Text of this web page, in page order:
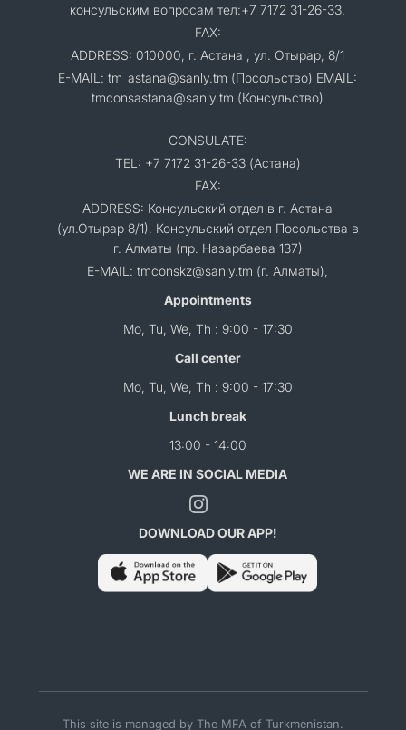
консульским вопросам тел:+7 7172 31-26-33.
FAX:
ADDRESS: 010000, г. Астана , ул. Отырар, 8/1
E-MAIL: tm_astana@sanly.tm (Посольство) EMAIL:
tmconsastana@sanly.tm (Консульство)
CONSULATE:
TEL: +7 7172 31-26-33 (Астана)
FAX:
ADDRESS: Консульский отдел в г. Астана
(ул.Отырар 8/1), Консульский отдел Посольства в
г. Алматы (пр. Назарбаева 137)
E-MAIL: tmconskz@sanly.tm (г. Алматы),
Appointments
Mo, Tu, We, Th : 9:00 - 17:30
Call center
Mo, Tu, We, Th : 9:00 - 17:30
Lunch break
13:00 - 14:00
WE ARE IN SOCIAL MEDIA
DOWNLOAD OUR APP!
This site is managed by The MFA of Turkmenistan.